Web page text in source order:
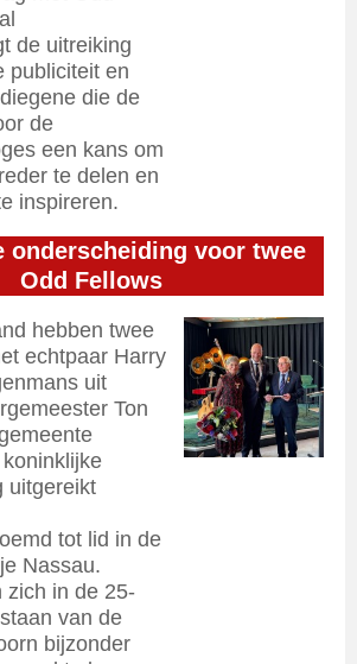
de uitreiking
publiciteit en
die de
de
een kans om
te delen en
inspireren.
onderscheiding voor twee
Odd Fellows
hebben twee
echtpaar Harry
uit
Ton
uitgereikt
tot lid in de
Nassau.
zich in de 25-
van de
bijzonder